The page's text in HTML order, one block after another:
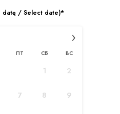
datę / Select date)*
›
ПТ СБ ВС
1 2
7 8 9